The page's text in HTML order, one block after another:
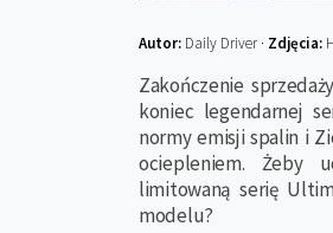
Autor: Daily Driver · Zdjęcia:
Zakończenie
koniec legendarnej
normy emisji spalin i
ociepleniem. Żeby
limitowaną serię
modelu?